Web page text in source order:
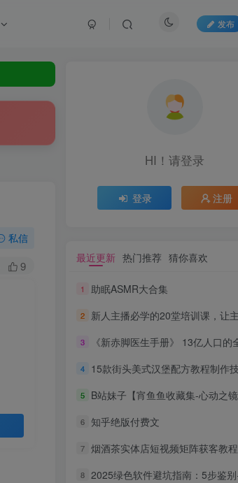
发布
私信
9
HI！请登录
登录 注册
最近更新 热门推荐 猜你喜欢
1 助眠ASMR大合集
2 新人主播必学的20堂培训课，让主播快速成长的必学课程，帮你直播能力快速打
3 《新赤脚医生手册》 13亿人口的全民健康
4 15款街头美式汉堡配方教程制作技术夜市摆摊小吃创业视
5 B站妹子【宵鱼鱼收藏集-心动之镜】付费充电合集
6 知乎绝版付费文
7 烟酒茶实体店短视频矩阵获客教程，快速实现门店营收
8 2025绿色软件避坑指南：5步鉴别+安全获取，远离